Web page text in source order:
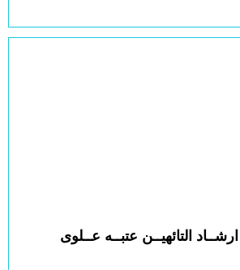
التائهیــن عتبــه عــلوی